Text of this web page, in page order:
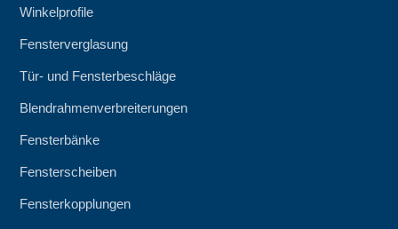
Winkelprofile
Fensterverglasung
Tür- und Fensterbeschläge
Blendrahmenverbreiterungen
Fensterbänke
Fensterscheiben
Fensterkopplungen